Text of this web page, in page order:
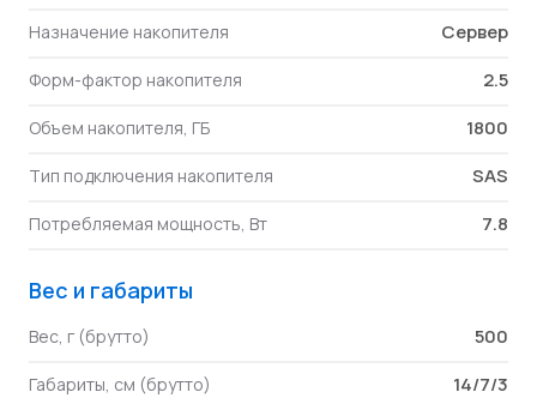
Назначение накопителя Сервер
Форм-фактор накопителя 2.5
Объем накопителя, ГБ 1800
Тип подключения накопителя SAS
Потребляемая мощность, Вт 7.8
Вес и габариты
Вес, г (брутто) 500
Габариты, см (брутто) 14/7/3